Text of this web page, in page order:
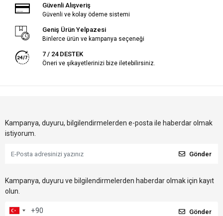
Güvenli Alışveriş
Güvenli ve kolay ödeme sistemi
Geniş Ürün Yelpazesi
Binlerce ürün ve kampanya seçeneği
7 / 24 DESTEK
Öneri ve şikayetlerinizi bize iletebilirsiniz.
Kampanya, duyuru, bilgilendirmelerden e-posta ile haberdar olmak
istiyorum.
Gönder
Kampanya, duyuru ve bilgilendirmelerden haberdar olmak için kayıt
olun.
Gönder